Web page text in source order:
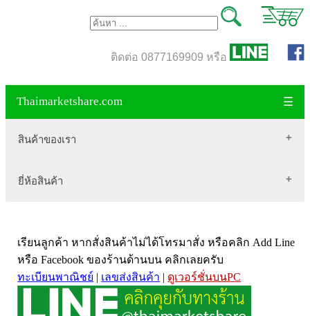
ติดต่อ 0877169909 หรือ
Thaimarketshare.com ☰
สินค้าของเรา
สินค้าขายดี
เครื่องดื่มกาแฟ
ขนาด อกสตรี
ผิวพรรณ-กลูต้า
ยี่ห้อสินค้า
Blackmores
VitaHealth
Mega we care
Vistra วิสทร้า
เรียนลูกค้า หากสั่งสินค้าไม่ได้โทรมาสั่ง หรือคลิก Add Line
หรือ Facebook ของร้านด้านบน คลิกเลยครับ
ทะเบียนพาณิชย์ | เลขส่งสินค้า | ดูเวอร์ชั่นบนPC